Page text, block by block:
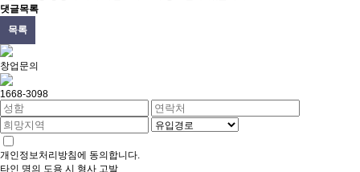
댓글목록
목록
창업문의
1668-3098
개인정보처리방침에 동의합니다.
타인 명의 도용 시 형사 고발